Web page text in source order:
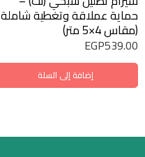
حماية عملاقة وتغطية شاملة
(مقاس 4×5 متر)
EGP539.00
إضافة إلى السلة